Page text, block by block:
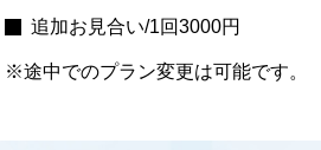
追加お見合い/1回3000円
※途中でのプラン変更は可能です。